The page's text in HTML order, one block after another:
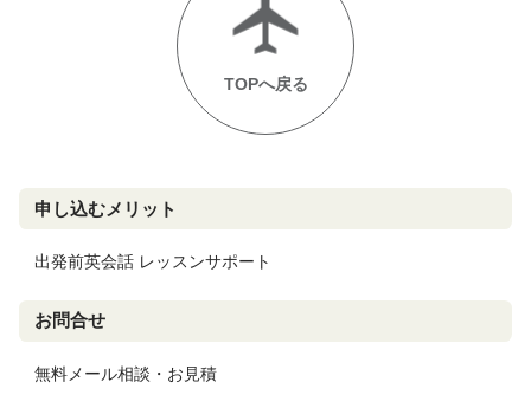
TOPへ戻る
申し込むメリット
出発前英会話 レッスンサポート
お問合せ
無料メール相談・お見積